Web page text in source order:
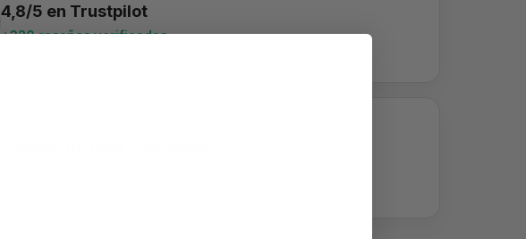
4,8/5 en Trustpilot
+320 reseñas verificadas